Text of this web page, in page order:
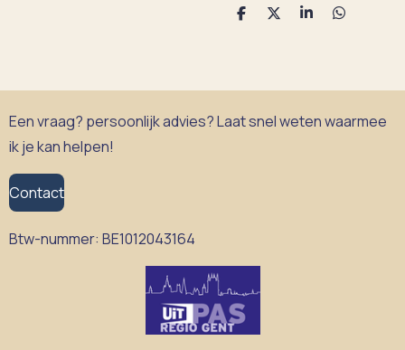
D
D
S
D
Een vraag? persoonlijk advies? Laat snel weten waarmee
ik je kan helpen!
Contact
Btw-nummer: BE1012043164